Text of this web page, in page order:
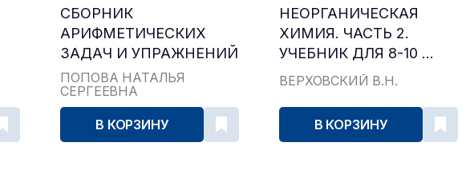
СБОРНИК
АРИФМЕТИЧЕСКИХ
ЗАДАЧ И УПРАЖНЕНИЙ
ДЛЯ НА...
ПОПОВА НАТАЛЬЯ
СЕРГЕЕВНА
В КОРЗИНУ
НЕОРГАНИЧЕСКАЯ
ХИМИЯ. ЧАСТЬ 2.
УЧЕБНИК ДЛЯ 8-10 ...
ВЕРХОВСКИЙ В.Н.
В КОРЗИНУ